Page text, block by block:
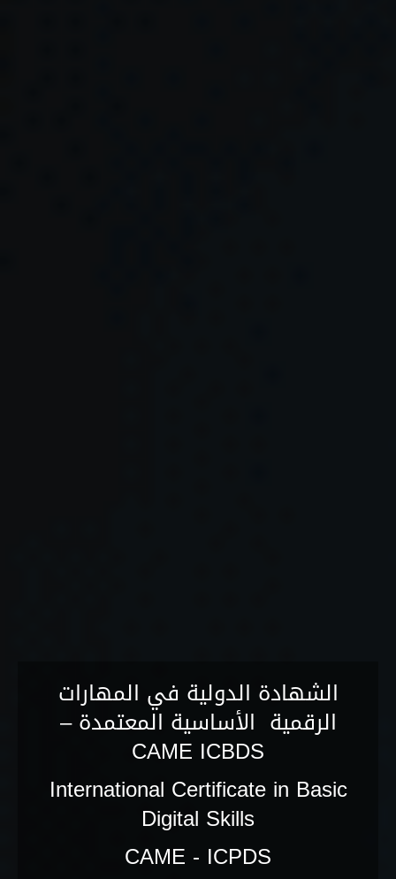
الشهادة الدولية في المهارات
الرقمية الأساسية المعتمدة –
CAME ICBDS
International Certificate in Basic
Digital Skills
CAME - ICPDS